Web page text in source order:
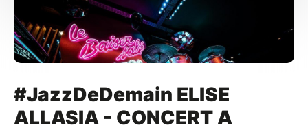
#JazzDeDemain ELISE
ALLASIA - CONCERT A